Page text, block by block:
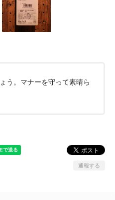
う。マナーを守って素晴ら
通報する